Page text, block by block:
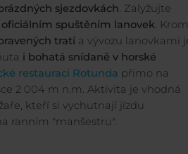
sjezdovkách. Zalyžujte
spuštěním lanovek.
tratí a vývozu lanovkami
i bohatá snídaně v horské
restauraci Rotunda přímo na
2 004 m n.m. Aktivita je vhodná
kteří si vychutnají jízdu
ranním "manšestru".